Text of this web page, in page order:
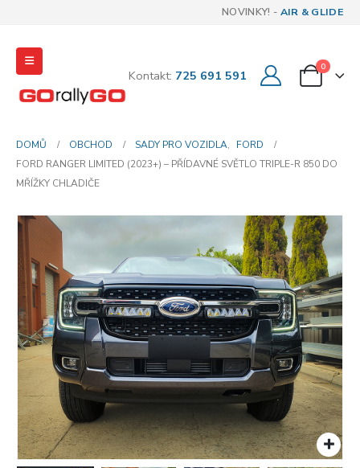
NOVINKY! - AIR & GLIDE
Kontakt: 725 691 591
0
DOMŮ OBCHOD SADY PRO VOZIDLA,
FORD
FORD RANGER LIMITED (2023+) – PŘÍDAVNÉ SVĚTLO TRIPLE-R 850 DO
MŘÍŽKY CHLADIČE